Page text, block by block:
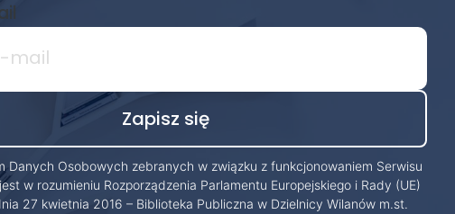
Danych Osobowych zebranych w związku z funkcjonowaniem Serwisu
w rozumieniu Rozporządzenia Parlamentu Europejskiego i Rady (UE)
27 kwietnia 2016 – Biblioteka Publiczna w Dzielnicy Wilanów m.st.